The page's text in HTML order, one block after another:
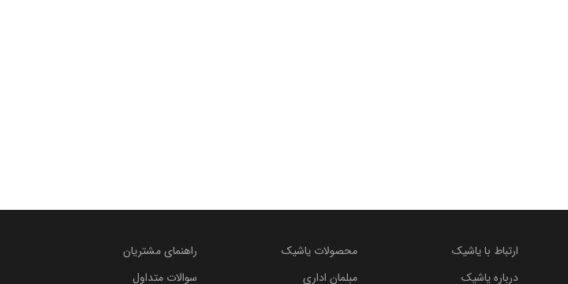
ارتباط با یاشیک
درباره یاشیک
محصولات یاشیک
مبلمان اداری
راهنمای مشتریان
سوالات متداول